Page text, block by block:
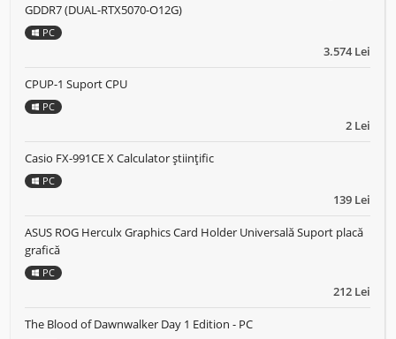
3.574 Lei
GDDR7 (DUAL-RTX5070-O12G)
PC
2 Lei
CPUP-1 Suport CPU
PC
139 Lei
Casio FX-991CE X Calculator științific
PC
212 Lei
ASUS ROG Herculx Graphics Card Holder Universală Suport placă
grafică
PC
The Blood of Dawnwalker Day 1 Edition - PC